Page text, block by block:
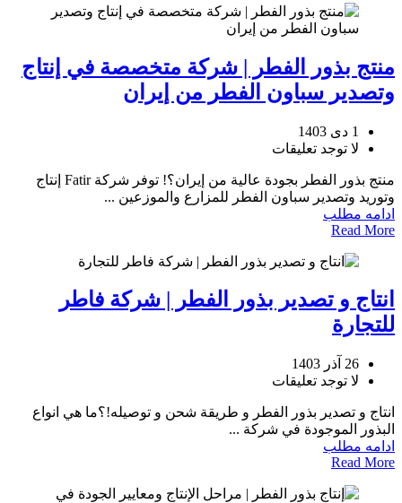
منتج بذور الفطر | شركة متخصصة في إنتاج
وتصدير سباون الفطر من إيران
1 دی 1403
لا توجد تعليقات
منتج بذور الفطر بجودة عالية من إيران؟! توفر شركة Fatir إنتاج
وتوريد وتصدير سباون الفطر للمزارع والموزعين ...
ادامه مطلب
Read More
انتاج و تصدير بذور الفطر | شركة فاطر
للتجارة
26 آذر 1403
لا توجد تعليقات
انتاج و تصدير بذور الفطر و طريقة شحن و توصيله!؟ما هي انواع
البذور الموجودة في شركة ...
ادامه مطلب
Read More